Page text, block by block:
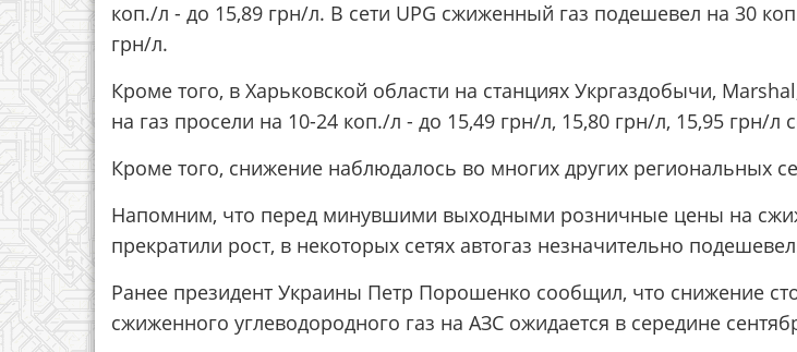
коп./л - до 15,89 грн/л. В сети UPG сжиженный газ подешевел на 30
грн/л.
Кроме того, в Харьковской области на станциях Укргаздобычи,
на газ просели на 10-24 коп./л - до 15,49 грн/л, 15,80 грн/л, 15,95 грн/л
Кроме того, снижение наблюдалось во многих других региональных
Напомним, что перед минувшими выходными розничные цены на
прекратили рост, в некоторых сетях автогаз незначительно
Ранее президент Украины Петр Порошенко сообщил, что снижение
сжиженного углеводородного газ на АЗС ожидается в середине